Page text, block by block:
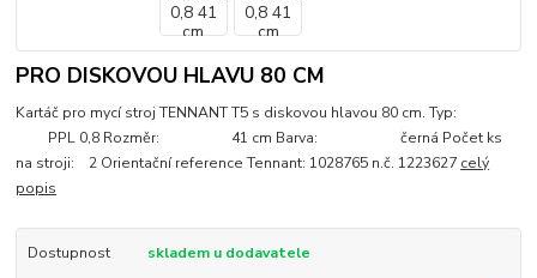
PRO DISKOVOU HLAVU 80 CM
Kartáč pro mycí stroj TENNANT T5 s diskovou hlavou 80 cm. Typ:
PPL 0,8 Rozměr: 41 cm Barva: černá Počet ks
na stroji: 2 Orientační reference Tennant: 1028765 n.č. 1223627 celý
popis
Dostupnost skladem u dodavatele